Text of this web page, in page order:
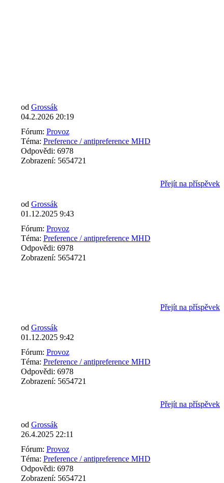
od Grossák
04.2.2026 20:19
Fórum: Provoz
Téma: Preference / antipreference MHD
Odpovědi: 6978
Zobrazení: 5654721
Přejít na příspěvek
od Grossák
01.12.2025 9:43
Fórum: Provoz
Téma: Preference / antipreference MHD
Odpovědi: 6978
Zobrazení: 5654721
Přejít na příspěvek
od Grossák
01.12.2025 9:42
Fórum: Provoz
Téma: Preference / antipreference MHD
Odpovědi: 6978
Zobrazení: 5654721
Přejít na příspěvek
od Grossák
26.4.2025 22:11
Fórum: Provoz
Téma: Preference / antipreference MHD
Odpovědi: 6978
Zobrazení: 5654721